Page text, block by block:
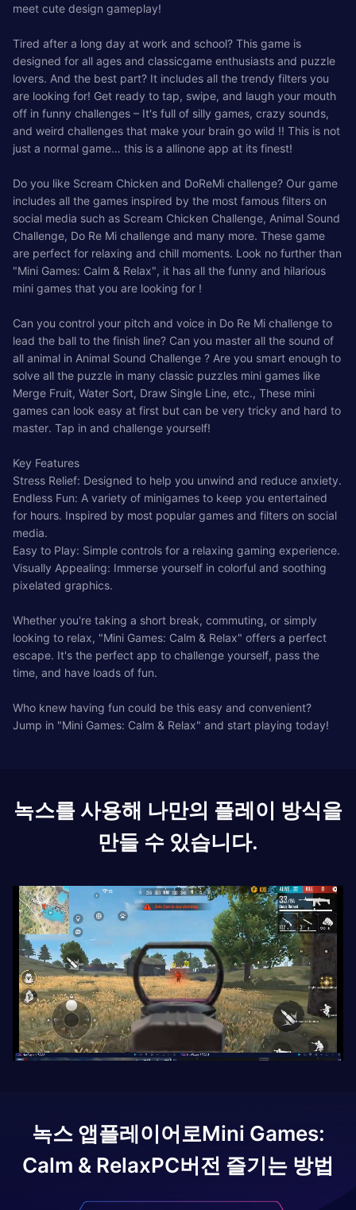
meet cute design gameplay!
Tired after a long day at work and school? This game is
designed for all ages and classicgame enthusiasts and puzzle
lovers. And the best part? It includes all the trendy filters you
are looking for! Get ready to tap, swipe, and laugh your mouth
off in funny challenges – It's full of silly games, crazy sounds,
and weird challenges that make your brain go wild !! This is not
just a normal game… this is a allinone app at its finest!
Do you like Scream Chicken and DoReMi challenge? Our game
includes all the games inspired by the most famous filters on
social media such as Scream Chicken Challenge, Animal Sound
Challenge, Do Re Mi challenge and many more. These game
are perfect for relaxing and chill moments. Look no further than
"Mini Games: Calm & Relax", it has all the funny and hilarious
mini games that you are looking for !
Can you control your pitch and voice in Do Re Mi challenge to
lead the ball to the finish line? Can you master all the sound of
all animal in Animal Sound Challenge ? Are you smart enough to
solve all the puzzle in many classic puzzles mini games like
Merge Fruit, Water Sort, Draw Single Line, etc., These mini
games can look easy at first but can be very tricky and hard to
master. Tap in and challenge yourself!
Key Features
Stress Relief: Designed to help you unwind and reduce anxiety.
Endless Fun: A variety of minigames to keep you entertained
for hours. Inspired by most popular games and filters on social
media.
Easy to Play: Simple controls for a relaxing gaming experience.
Visually Appealing: Immerse yourself in colorful and soothing
pixelated graphics.
Whether you're taking a short break, commuting, or simply
looking to relax, "Mini Games: Calm & Relax" offers a perfect
escape. It's the perfect app to challenge yourself, pass the
time, and have loads of fun.
Who knew having fun could be this easy and convenient?
Jump in "Mini Games: Calm & Relax" and start playing today!
녹스를 사용해 나만의 플레이 방식을
만들 수 있습니다.
녹스 앱플레이어로Mini Games:
Calm & RelaxPC버전 즐기는 방법